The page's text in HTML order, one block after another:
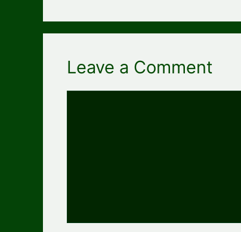
Leave a Comment